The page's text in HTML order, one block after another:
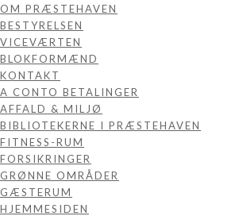
OM PRÆSTEHAVEN
BESTYRELSEN
VICEVÆRTEN
BLOKFORMÆND
KONTAKT
A CONTO BETALINGER
AFFALD & MILJØ
BIBLIOTEKERNE I PRÆSTEHAVEN
FITNESS-RUM
FORSIKRINGER
GRØNNE OMRÅDER
GÆSTERUM
HJEMMESIDEN